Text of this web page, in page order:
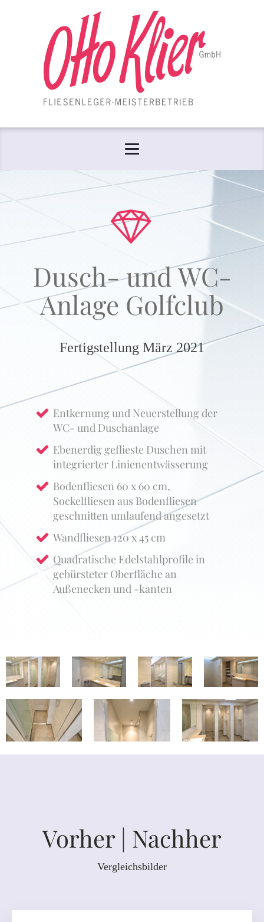
Dusch- und WC-
Anlage Golfclub
Fertigstellung März 2021
Entkernung und Neuerstellung der
WC- und Duschanlage
Ebenerdig geflieste Duschen mit
integrierter Linienentwässerung
Bodenfliesen 60 x 60 cm,
Sockelfliesen aus Bodenfliesen
geschnitten umlaufend angesetzt
Wandfliesen 120 x 45 cm
Quadratische Edelstahlprofile in
gebürsteter Oberfläche an
Außenecken und -kanten
Vorher | Nachher
Vergleichsbilder